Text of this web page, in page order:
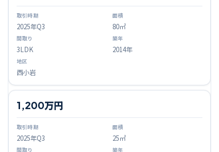
2025年Q3 80㎡
3LDK 2014年
西小岩
2025年Q3
1,200万円
25㎡